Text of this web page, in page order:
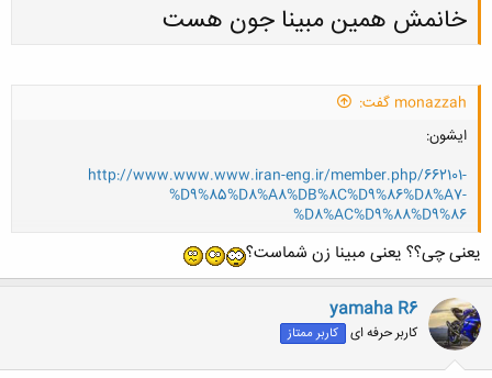
خانمش همین مبینا جون هست
monazzah گفت:
ایشون:
http://www.www.www.iran-eng.ir/member.php/662101-
%D9%85%D8%A8%DB%8C%D9%86%D8%A7-
%D8%AC%D9%88%D9%86
کلیک کنید تا باز شود...
یعنی چی؟؟ یعنی مبینا زن شماست؟
yamaha R6
کاربر حرفه ای کاربر ممتاز